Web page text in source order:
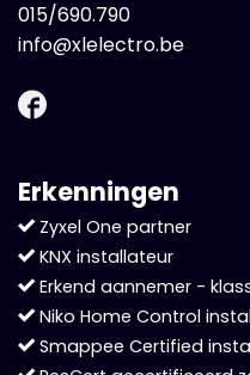
015/690.790
info@xlelectro.be
Erkenningen
Zyxel One partner
KNX installateur
Erkend aannemer -
Niko Home Control
Smappee Certified